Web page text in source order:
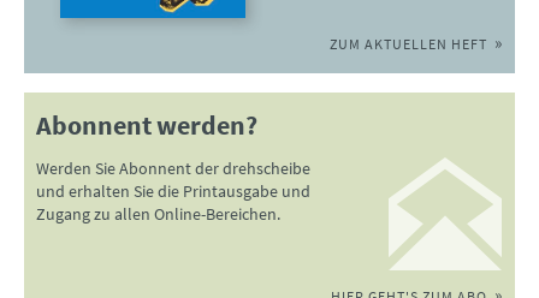
ZUM AKTUELLEN HEFT
Abonnent werden?
Werden Sie Abonnent der drehscheibe
und erhalten Sie die Printausgabe und
Zugang zu allen Online-Bereichen.